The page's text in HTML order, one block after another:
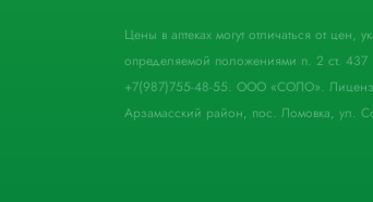
Цены в аптеках могут отличаться от
определяемой положениями п. 2 ст. 437
+7(987)755-48-55. ООО «СОЛО».
Арзамасский район, пос. Ломовка, ул.